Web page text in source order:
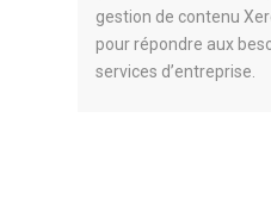
gestion de contenu
pour répondre aux
services d’entreprise.